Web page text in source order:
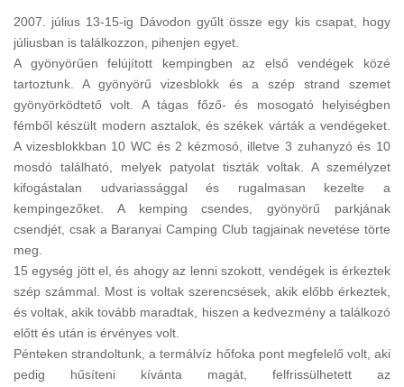
2007. július 13-15-ig Dávodon gyűlt össze egy kis csapat, hogy
júliusban is találkozzon, pihenjen egyet.
A gyönyörűen felújított kempingben az első vendégek közé
tartoztunk. A gyönyörű vizesblokk és a szép strand szemet
gyönyörködtető volt. A tágas főző- és mosogató helyiségben
fémből készült modern asztalok, és székek várták a vendégeket.
A vizesblokkban 10 WC és 2 kézmosó, illetve 3 zuhanyzó és 10
mosdó található, melyek patyolat tiszták voltak. A személyzet
kifogástalan udvariassággal és rugalmasan kezelte a
kempingezőket. A kemping csendes, gyönyörű parkjának
csendjét, csak a Baranyai Camping Club tagjainak nevetése törte
meg.
15 egység jött el, és ahogy az lenni szokott, vendégek is érkeztek
szép számmal. Most is voltak szerencsések, akik előbb érkeztek,
és voltak, akik tovább maradtak, hiszen a kedvezmény a találkozó
előtt és után is érvényes volt.
Pénteken strandoltunk, a termálvíz hőfoka pont megfelelő volt, aki
pedig hűsíteni kívánta magát, felfrissülhetett az